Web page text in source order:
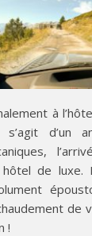
à
d’un
de luxe.
de
!